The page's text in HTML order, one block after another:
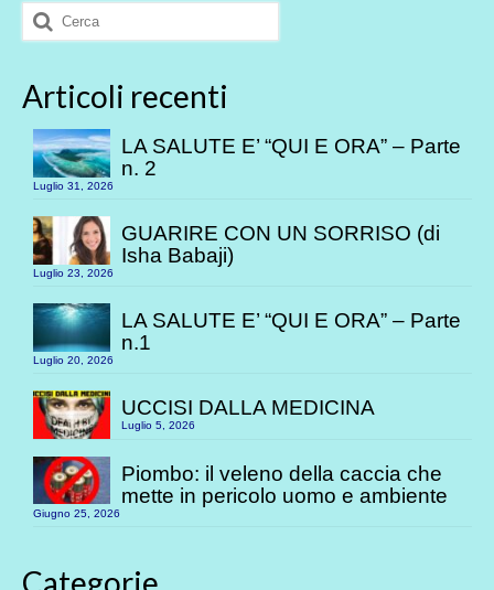
Cerca:
Articoli recenti
LA SALUTE E’ “QUI E ORA” – Parte
n. 2
Luglio 31, 2026
GUARIRE CON UN SORRISO (di
Isha Babaji)
Luglio 23, 2026
LA SALUTE E’ “QUI E ORA” – Parte
n.1
Luglio 20, 2026
UCCISI DALLA MEDICINA
Luglio 5, 2026
Piombo: il veleno della caccia che
mette in pericolo uomo e ambiente
Giugno 25, 2026
Categorie